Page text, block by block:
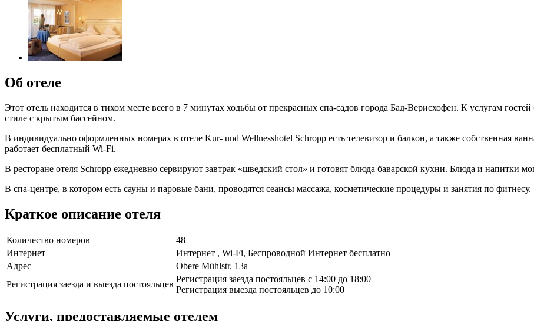
Об отеле
Этот отель находится в тихом месте всего в 7 минутах ходьбы от прекрасных спа-садов города Бад-Верисхофен. К услугам
стиле с крытым бассейном.
В индивидуально оформленных номерах в отеле Kur- und Wellnesshotel Schropp есть телевизор и балкон, а также собственная
работает бесплатный Wi-Fi.
В ресторане отеля Schropp ежедневно сервируют завтрак «шведский стол» и готовят блюда баварской кухни. Блюда и напитки
В спа-центре, в котором есть сауны и паровые бани, проводятся сеансы массажа, косметические процедуры и занятия по фитнесу.
Краткое описание отеля
Количество номеров
48
Интернет
Интернет , Wi-Fi, Беспроводной Интернет бесплатно
Адрес
Obere Mühlstr. 13a
Регистрация заезда и выезда постояльцев
Регистрация заезда постояльцев с 14:00 до 18:00
Регистрация выезда постояльцев до 10:00
Услуги, предоставляемые отелем